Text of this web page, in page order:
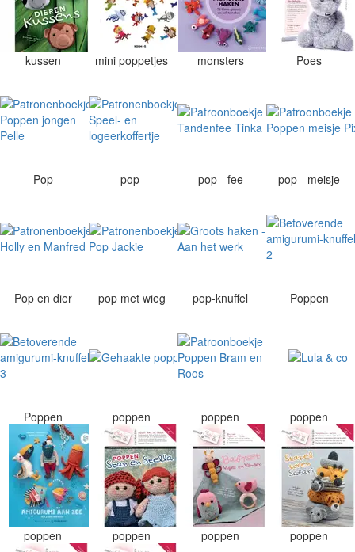
kussen mini poppetjes monsters Poes
Pop pop pop - fee pop - meisje
Pop en dier pop met wieg pop-knuffel Poppen
Poppen poppen poppen poppen
poppen poppen poppen poppen